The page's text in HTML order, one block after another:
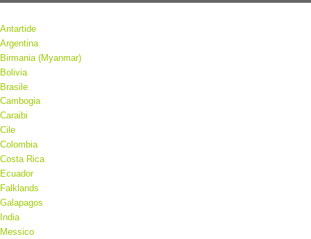
Antartide
Argentina
Birmania (Myanmar)
Bolivia
Brasile
Cambogia
Caraibi
Cile
Colombia
Costa Rica
Ecuador
Falklands
Galapagos
India
Messico